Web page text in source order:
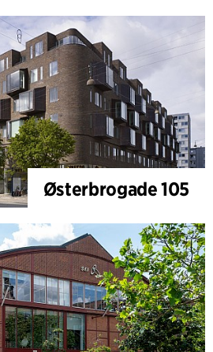
Østerbrogade 105